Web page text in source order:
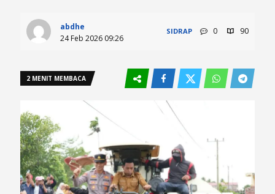
abdhe
24 Feb 2026 09:26
SIDRAP 0 90
2 MENIT MEMBACA